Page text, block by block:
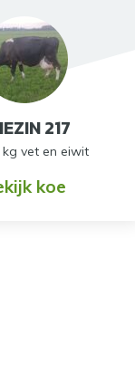
217
kg vet en eiwit
koe